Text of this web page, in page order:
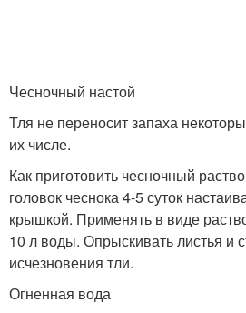
Чесночный настой
Тля не переносит запаха
их числе.
Как приготовить чесночный
головок чеснока 4-5 суток
крышкой. Применять в виде
10 л воды. Опрыскивать листья и
исчезновения тли.
Огненная вода